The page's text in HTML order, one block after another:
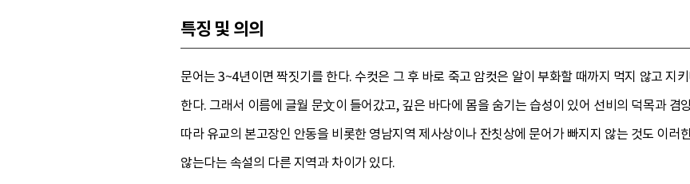
특징 및 의의
문어는 3~4년이면 짝짓기를 한다. 수컷은 그 후 바로 죽고 암컷은 알이 부화할 때까지 먹지 않고 지
한다. 그래서 이름에 글월 문文이 들어갔고, 깊은 바다에 몸을 숨기는 습성이 있어 선비의 덕목과 겸
따라 유교의 본고장인 안동을 비롯한 영남지역 제사상이나 잔칫상에 문어가 빠지지 않는 것도 이러
않는다는 속설의 다른 지역과 차이가 있다.